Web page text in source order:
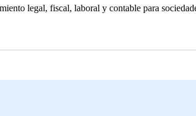
legal, fiscal, laboral y contable para